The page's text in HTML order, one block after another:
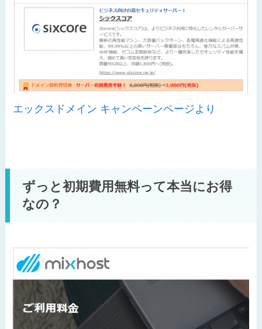
エックスドメイン キャンペーンページより
ずっと初期費用無料って本当にお得
なの？